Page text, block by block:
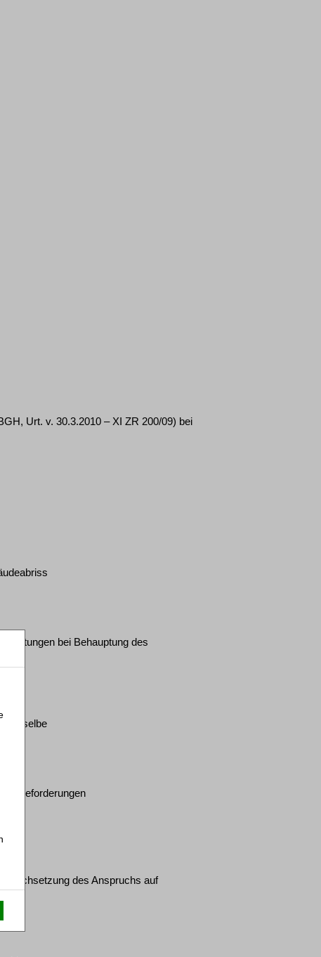
Urt. v. 30.3.2010 – XI ZR 200/09) bei
bei Behauptung des
dieselbe
Durchsetzung des Anspruchs auf